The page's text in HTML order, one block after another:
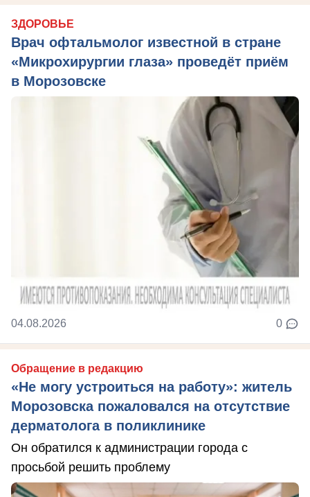
ЗДОРОВЬЕ
Врач офтальмолог известной в стране
«Микрохирургии глаза» проведёт приём
в Морозовске
04.08.2026 0
Обращение в редакцию
«Не могу устроиться на работу»: житель
Морозовска пожаловался на отсутствие
дерматолога в поликлинике
Он обратился к администрации города с
просьбой решить проблему